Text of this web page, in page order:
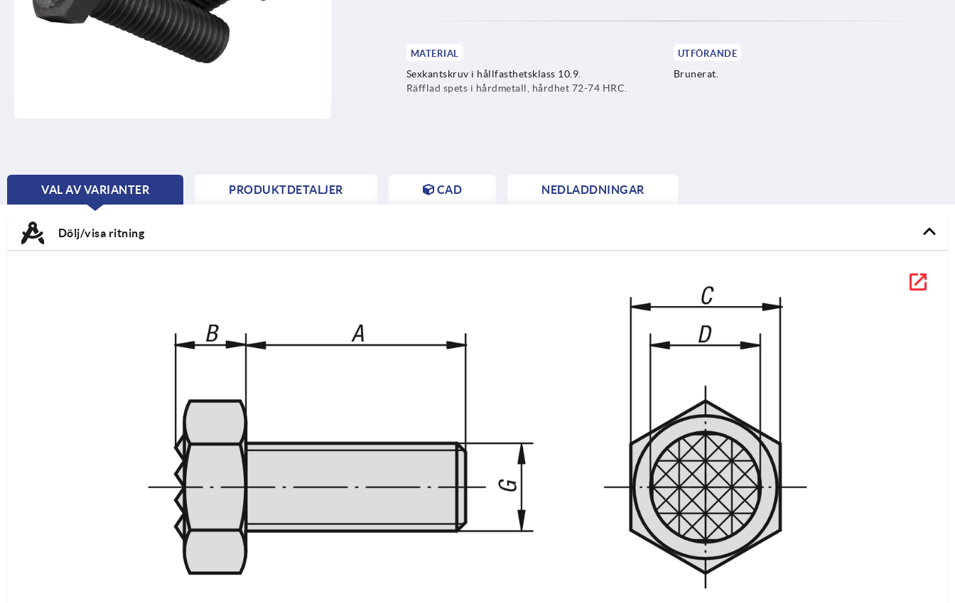
MATERIAL
Sexkantskruv i hållfasthetsklass 10.9.
Räfflad spets i hårdmetall, hårdhet 72-74 HRC.
UTFÖRANDE
Brunerat.
VAL AV VARIANTER
CURRENT
PRODUKTDETALJER CAD NEDLADDNINGAR
Dölj/visa ritning